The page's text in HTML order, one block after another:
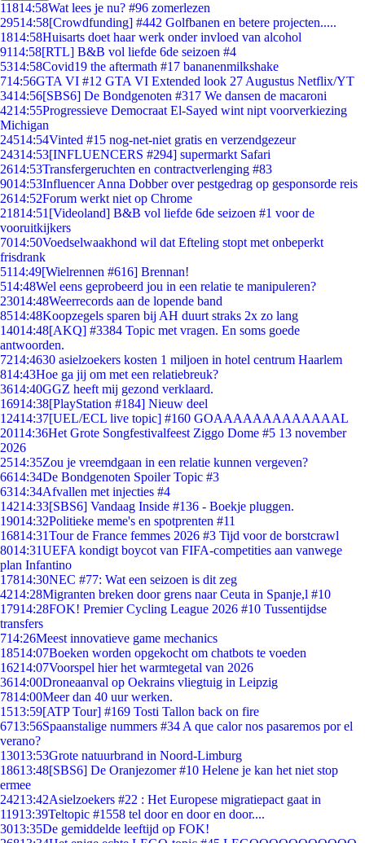
11814:58Wat lees je nu? #96 zomerlezen
29514:58[Crowdfunding] #442 Golfbanen en betere projecten.....
1814:58Huisarts doet haar werk onder invloed van alcohol
9114:58[RTL] B&B vol liefde 6de seizoen #4
5314:58Covid19 the aftermath #17 bananenmilkshake
714:56GTA VI #12 GTA VI Extended look 27 Augustus Netflix/YT
3414:56[SBS6] De Bondgenoten #317 We dansen de macaroni
4214:55Progressieve Democraat El-Sayed wint nipt voorverkiezing
Michigan
24514:54Vinted #15 nog-net-niet gratis en verzendgezeur
24314:53[INFLUENCERS #294] supermarkt Safari
2614:53Transfergeruchten en contractverlenging #83
9014:53Influencer Anna Dobber over pestgedrag op gesponsorde reis
2614:52Forum werkt niet op Chrome
21814:51 [Videoland] B&B vol liefde 6de seizoen #1 voor de
vooruitkijkers
7014:50Voedselwaakhond wil dat Efteling stopt met onbeperkt
frisdrank
5114:49[Wielrennen #616] Brennan!
514:48Wel eens geprobeerd jou in een relatie te manipuleren?
23014:48Weerrecords aan de lopende band
8514:48Koopzegels sparen bij AH duurt straks 2x zo lang
14014:48[AKQ] #3384 Topic met vragen. En soms goede
antwoorden.
7214:4630 asielzoekers kosten 1 miljoen in hotel centrum Haarlem
814:43Hoe ga jij om met een relatiebreuk?
3614:40GGZ heeft mij gezond verklaard.
16914:38[PlayStation #184] Nieuw deel
12414:37[UEL/ECL live topic] #160 GOAAAAAAAAAAAAAL
20114:36Het Grote Songfestivalfeest Ziggo Dome #5 13 november
2026
2514:35Zou je vreemdgaan in een relatie kunnen vergeven?
6614:34De Bondgenoten Spoiler Topic #3
6314:34Afvallen met injecties #4
14214:33[SBS6] Vandaag Inside #136 - Boekje pluggen.
19014:32Politieke meme's en spotprenten #11
16814:31Tour de France femmes 2026 #3 Tijd voor de borstcrawl
8014:31UEFA kondigt boycot van FIFA-competities aan vanwege
plan Infantino
17814:30NEC #77: Wat een seizoen is dit zeg
4214:28Migranten breken door grens naar Ceuta in Spanje,l #10
17914:28FOK! Premier Cycling League 2026 #10 Tussentijdse
transfers
714:26Meest innovatieve game mechanics
18514:07Boeken worden opgekocht om chatbots te voeden
16214:07Voorspel hier het warmtegetal van 2026
3614:00Droneaanval op Oekrains vliegtuig in Leipzig
7814:00Meer dan 40 uur werken.
1513:59[ATP Tour] #169 Tosti Tallon back on fire
6713:56Spaanstalige nummers #34 A que calor nos pasaremos por el
verano?
13013:53Grote natuurbrand in Noord-Limburg
18613:48[SBS6] De Oranjezomer #10 Helene je kan het niet stop
ermee
24213:42Asielzoekers #22 : Het Europese migratiepact gaat in
11913:39Teltopic #1558 tel door en door en door....
3013:35De gemiddelde leeftijd op FOK!